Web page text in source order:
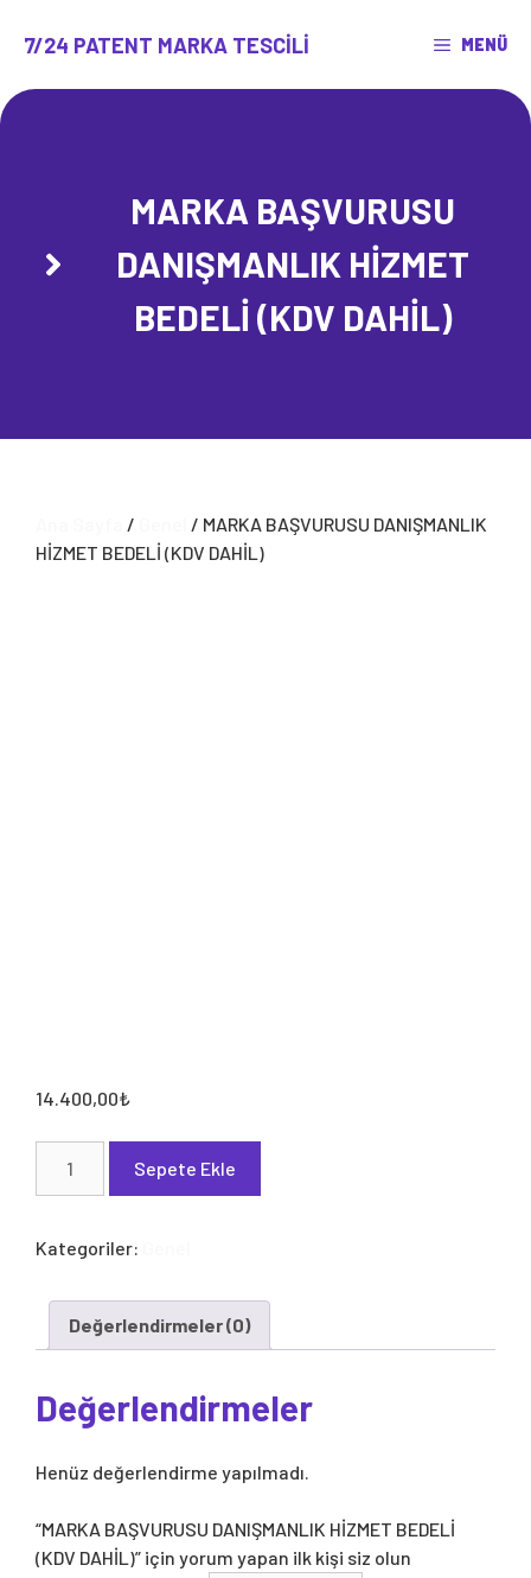
atla7/24 PATENT MARKA TESCILI MENÜ
MARKA BAŞVURUSU
DANIŞMANLIK HİZMET
BEDELİ (KDV DAHİL)
/
/ MARKA BAŞVURUSU DANIŞMANLIK
HİZMET BEDELİ (KDV DAHİL)
14.400,00₺
BAŞVURUSU
HİZMET
(KDV
DAHİL)
adet
Sepete Ekle
Kategoriler:
Değerlendirmeler (0)
Değerlendirmeler
Henüz değerlendirme yapılmadı.
“MARKA BAŞVURUSU DANIŞMANLIK HİZMET BEDELİ
(KDV DAHİL)” için yorum yapan ilk kişi siz olun